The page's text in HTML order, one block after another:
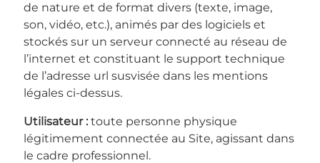
de nature et de format divers (texte, image,
son, vidéo, etc.), animés par des logiciels et
stockés sur un serveur connecté au réseau de
l’internet et constituant le support technique
de l’adresse url susvisée dans les mentions
légales ci-dessus.
Utilisateur :toute personne physique
légitimement connectée au Site, agissant dans
le cadre professionnel.